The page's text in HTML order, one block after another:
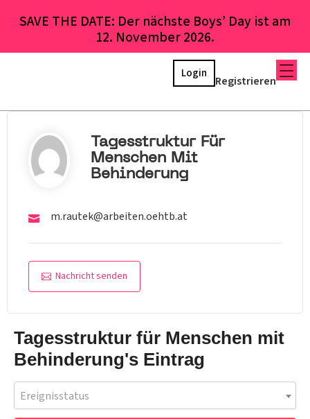
SAVE THE DATE: Der nächste Boys’ Day ist am
12. November 2026.
Registrieren
Login
Tagesstruktur Für
Menschen Mit
Behinderung
m.rautek@arbeiten.oehtb.at
Nachricht senden
Tagesstruktur für Menschen mit
Behinderung's Eintrag
Ereignisstatus